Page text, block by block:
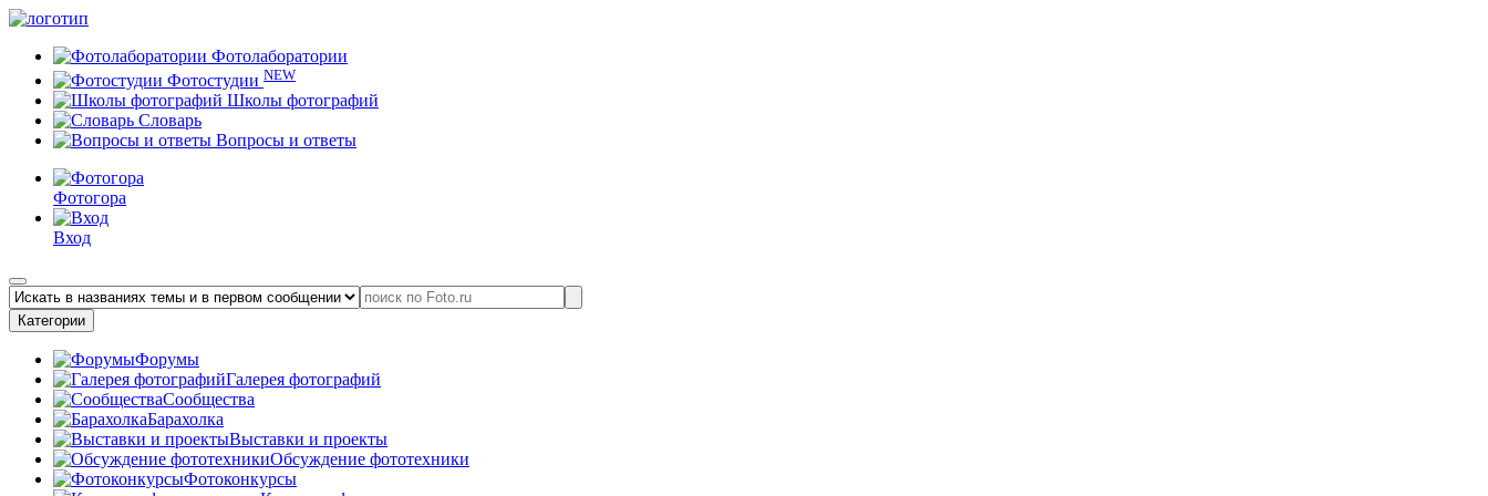
Фотолаборатории
Фотостудии NEW
Школы фотографий
Словарь
Вопросы и ответы
Фотогора
Вход
Категории
Форумы
Галерея фотографий
Сообщества
Барахолка
Выставки и проекты
Обсуждение фототехники
Фотоконкурсы